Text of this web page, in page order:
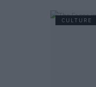
CULTURE